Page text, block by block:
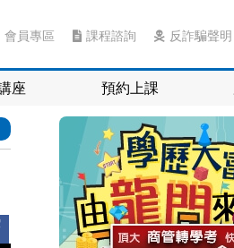
會員專區 課程諮詢 反詐騙聲明
座 預約上課